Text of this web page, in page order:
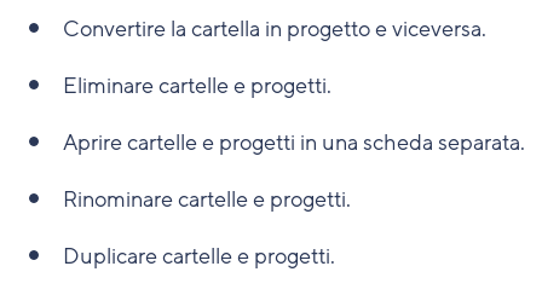
Convertire la cartella in progetto e viceversa.
Eliminare cartelle e progetti.
Aprire cartelle e progetti in una scheda separata.
Rinominare cartelle e progetti.
Duplicare cartelle e progetti.